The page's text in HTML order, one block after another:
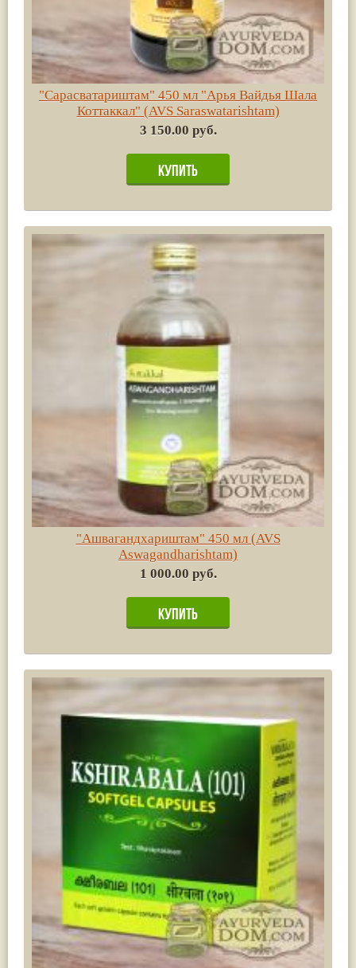
"Сарасватариштам" 450 мл "Арья Вайдья Шала
Коттаккал" (AVS Saraswatarishtam)
3 150.00 руб.
"Ашвагандхариштам" 450 мл (AVS
Aswagandharishtam)
1 000.00 руб.